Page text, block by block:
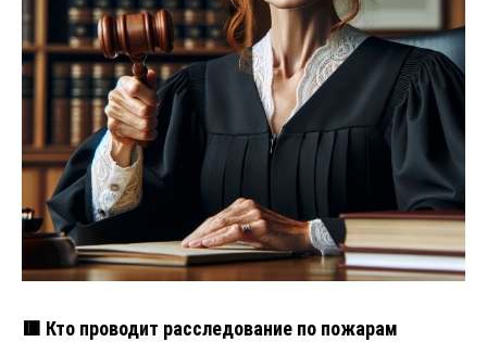
🟥 Кто проводит расследование по пожарам